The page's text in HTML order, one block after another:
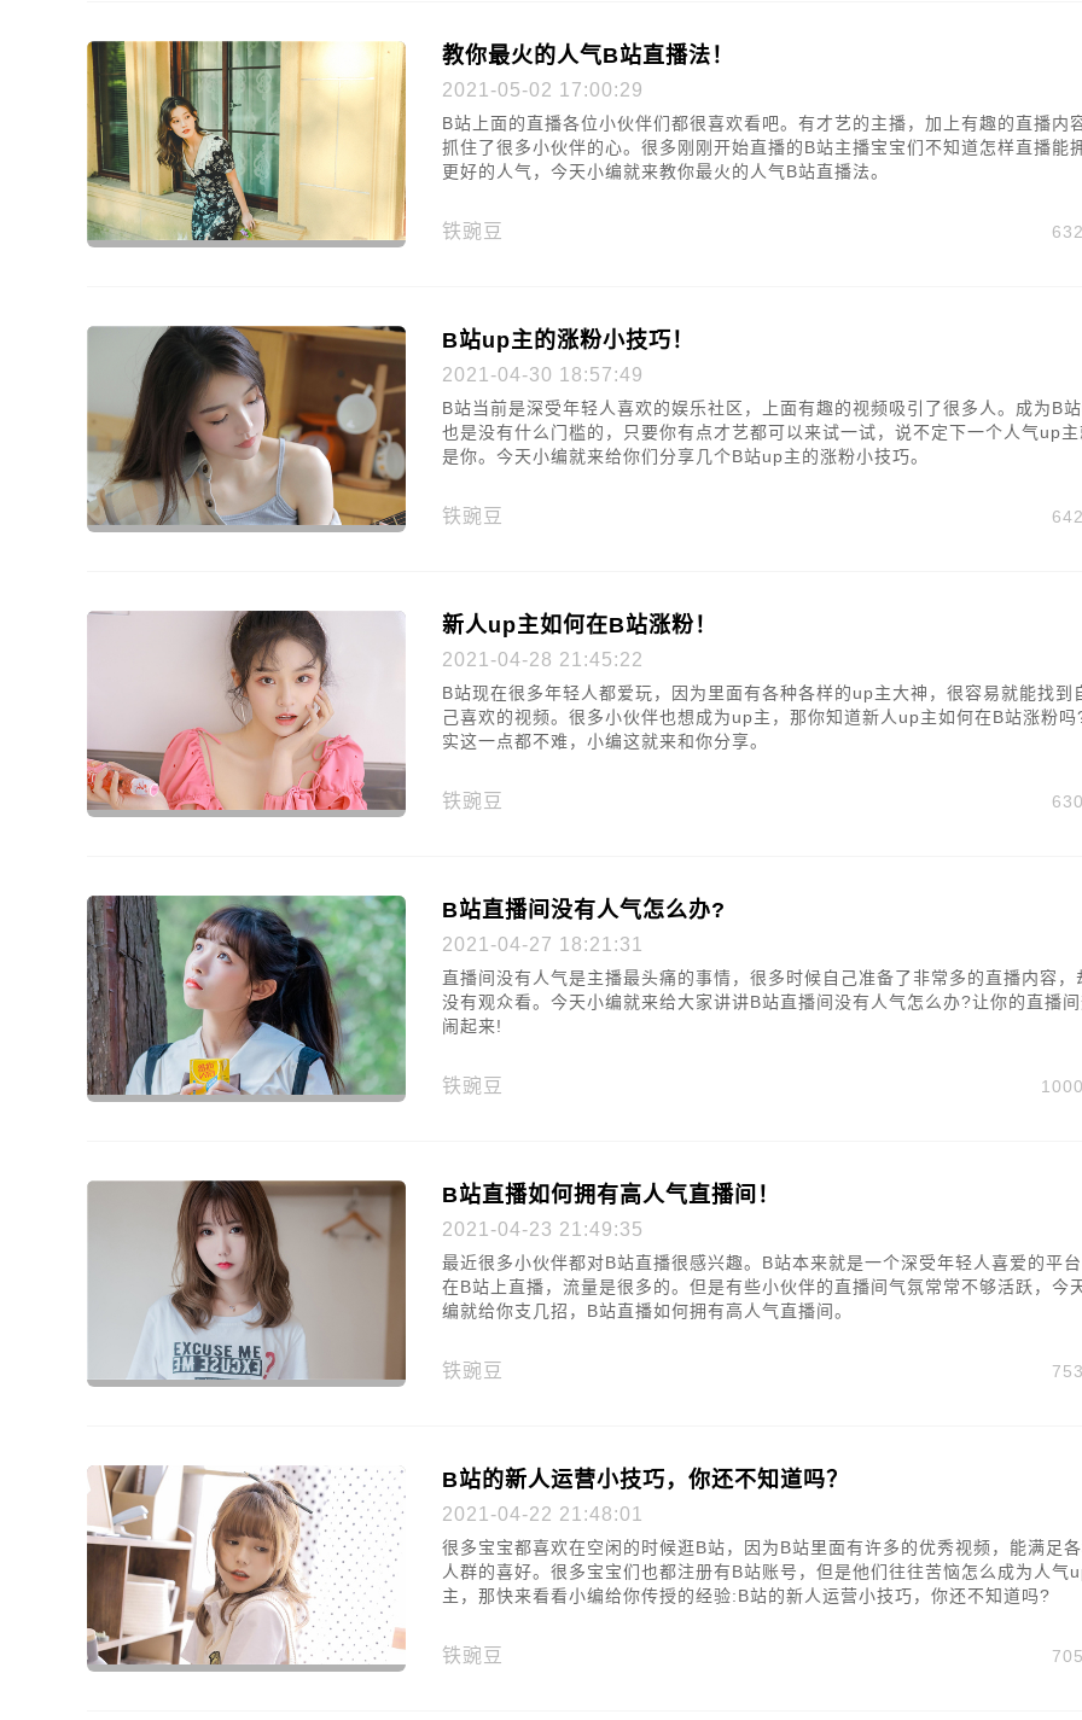
教你最火的人气B站直播法！
2021-05-02 17:00:29
B站上面的直播各位小伙伴们都很喜欢看吧。有才艺的主播，加上有趣的直播内容
抓住了很多小伙伴的心。很多刚刚开始直播的B站主播宝宝们不知道怎样直播能
更好的人气，今天小编就来教你最火的人气B站直播法。
铁豌豆
B站up主的涨粉小技巧！
2021-04-30 18:57:49
B站当前是深受年轻人喜欢的娱乐社区，上面有趣的视频吸引了很多人。成为B
也是没有什么门槛的，只要你有点才艺都可以来试一试，说不定下一个人气up主
是你。今天小编就来给你们分享几个B站up主的涨粉小技巧。
铁豌豆
新人up主如何在B站涨粉！
2021-04-28 21:45:22
B站现在很多年轻人都爱玩，因为里面有各种各样的up主大神，很容易就能找到
己喜欢的视频。很多小伙伴也想成为up主，那你知道新人up主如何在B站涨粉吗
实这一点都不难，小编这就来和你分享。
铁豌豆
B站直播间没有人气怎么办?
2021-04-27 18:21:31
直播间没有人气是主播最头痛的事情，很多时候自己准备了非常多的直播内容，
没有观众看。今天小编就来给大家讲讲B站直播间没有人气怎么办?让你的直播
闹起来!
铁豌豆
B站直播如何拥有高人气直播间！
2021-04-23 21:49:35
最近很多小伙伴都对B站直播很感兴趣。B站本来就是一个深受年轻人喜爱的平台
在B站上直播，流量是很多的。但是有些小伙伴的直播间气氛常常不够活跃，今
编就给你支几招，B站直播如何拥有高人气直播间。
铁豌豆
B站的新人运营小技巧，你还不知道吗？
2021-04-22 21:48:01
很多宝宝都喜欢在空闲的时候逛B站，因为B站里面有许多的优秀视频，能满足
人群的喜好。很多宝宝们也都注册有B站账号，但是他们往往苦恼怎么成为人气
主，那快来看看小编给你传授的经验:B站的新人运营小技巧，你还不知道吗?
铁豌豆